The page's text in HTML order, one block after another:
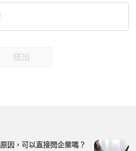
送出
因，可以直接問企業嗎？